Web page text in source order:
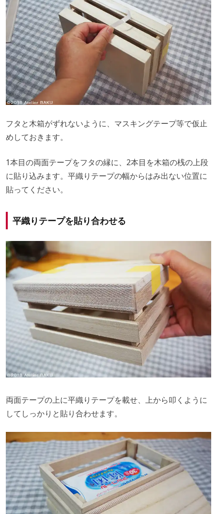
フタと木箱がずれないように、マスキングテープ等で仮止
めしておきます。
1本目の両面テープをフタの縁に、2本目を木箱の桟の上段
に貼り込みます。平織りテープの幅からはみ出ない位置に
貼ってください。
平織りテープを貼り合わせる
両面テープの上に平織りテープを載せ、上から叩くように
してしっかりと貼り合わせます。